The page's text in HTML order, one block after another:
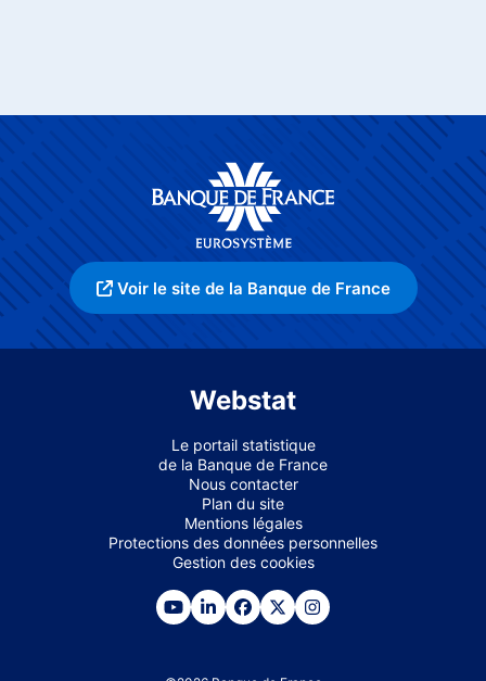
Voir le site de la Banque de France
Webstat
Le portail statistique
de la Banque de France
Nous contacter
Plan du site
Mentions légales
Protections des données personnelles
Gestion des cookies